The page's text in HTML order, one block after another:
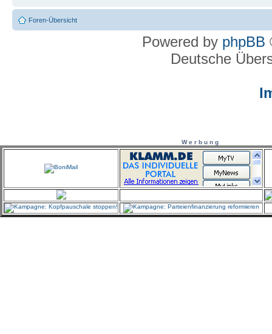
Foren-Übersicht
Powered by phpBB
Deutsche
W e r b u n g